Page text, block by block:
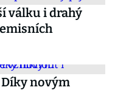
válku i drahý
novým